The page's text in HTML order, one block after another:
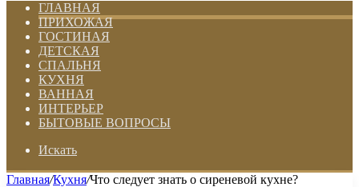
ГЛАВНАЯ
ПРИХОЖАЯ
ГОСТИНАЯ
ДЕТСКАЯ
СПАЛЬНЯ
КУХНЯ
ВАННАЯ
ИНТЕРЬЕР
БЫТОВЫЕ ВОПРОСЫ
Искать
Главная/Кухня/Что следует знать о сиреневой кухне?